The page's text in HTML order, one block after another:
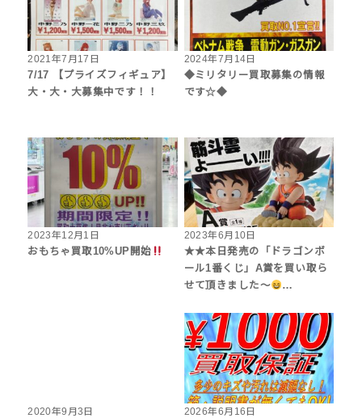
2021年7月17日
7/17 【プライズフィギュア】
大・大・大募集中です！！
2024年7月14日
◆ミリタリー買取募集の情報
です☆◆
2023年12月1日
おもちゃ買取10%UP開始
2023年6月10日
★★本日発売の「ドラゴンボ
ール1番くじ」A賞を買い取ら
せて頂きました〜
…
2020年9月3日
2026年6月16日